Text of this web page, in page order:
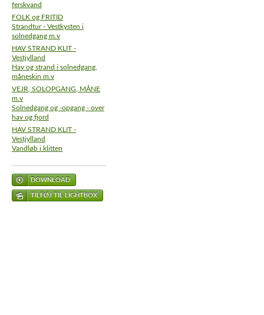
ferskvand
FOLK og FRITID
Strandtur - Vestkysten i
solnedgang m.v
HAV STRAND KLIT -
Vestjylland
Hav og strand i solnedgang,
måneskin m.v
VEJR, SOLOPGANG, MÅNE
m.v
Solnedgang og -opgang - over
hav og fjord
HAV STRAND KLIT -
Vestjylland
Vandløb i klitten
DOWNLOAD
TILFØJ TIL LIGHTBOX